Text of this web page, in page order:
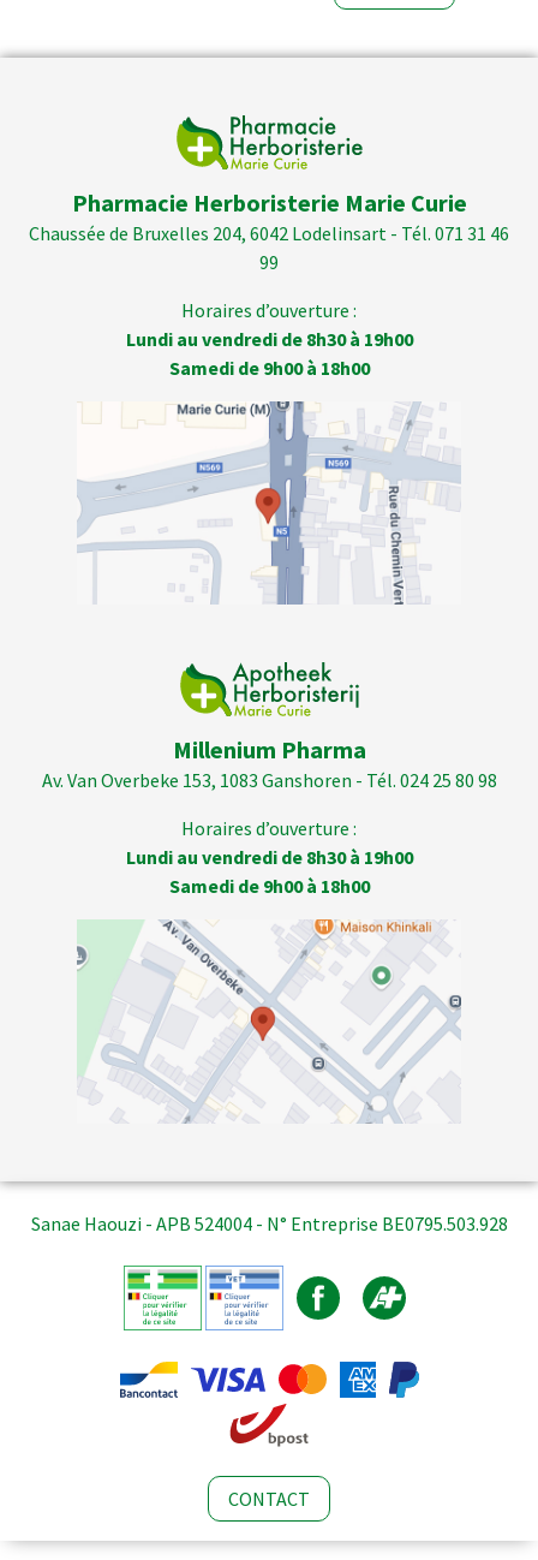
Pharmacie Herboristerie Marie Curie
Chaussée de Bruxelles 204, 6042 Lodelinsart - Tél. 071 31 46
99
Horaires d’ouverture :
Lundi au vendredi de 8h30 à 19h00
Samedi de 9h00 à 18h00
Millenium Pharma
Av. Van Overbeke 153, 1083 Ganshoren - Tél. 024 25 80 98
Horaires d’ouverture :
Lundi au vendredi de 8h30 à 19h00
Samedi de 9h00 à 18h00
Sanae Haouzi - APB 524004 - N° Entreprise BE0795.503.928
CONTACT